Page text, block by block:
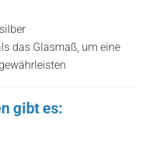
das Glasmaß, um eine
gibt es: